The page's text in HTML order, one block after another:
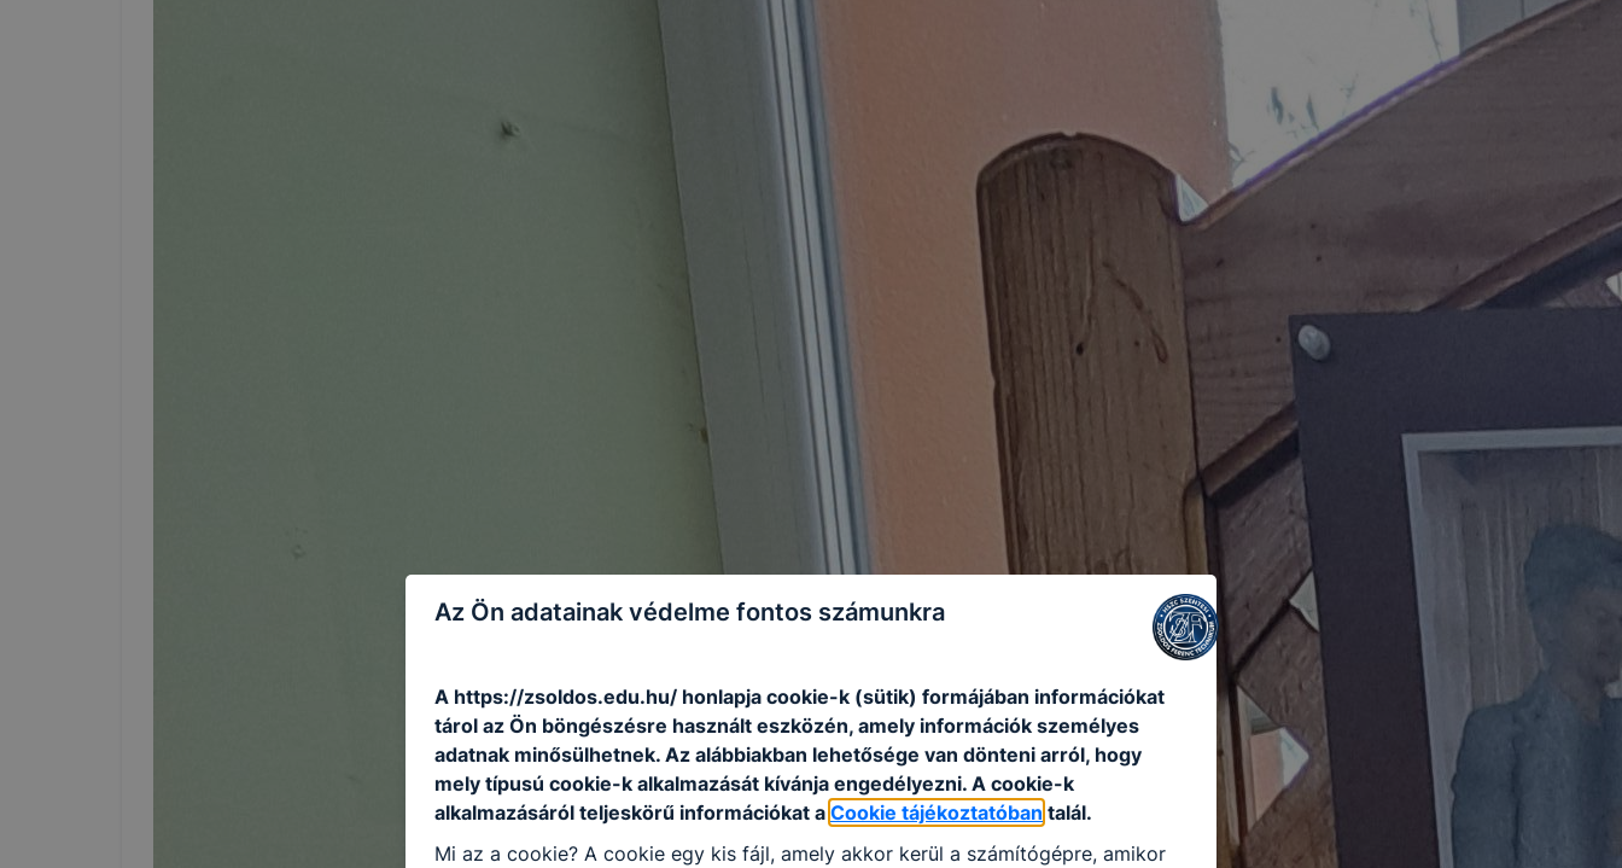
Az Ön adatainak védelme fontos számunkra
A https://zsoldos.edu.hu/ honlapja cookie-k (sütik) formájában információkat
tárol az Ön böngészésre használt eszközén, amely információk személyes
adatnak minősülhetnek. Az alábbiakban lehetősége van dönteni arról, hogy
mely típusú cookie-k alkalmazását kívánja engedélyezni. A cookie-k
alkalmazásáról teljeskörű információkat a Cookie tájékoztatóban talál.
Mi az a cookie? A cookie egy kis fájl, amely akkor kerül a számítógépre, amikor